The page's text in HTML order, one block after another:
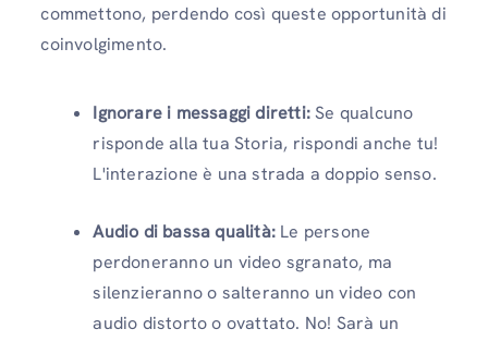
commettono, perdendo così queste opportunità di
coinvolgimento.
Ignorare i messaggi diretti:Se qualcuno
risponde alla tua Storia, rispondi anche tu!
L'interazione è una strada a doppio senso.
Audio di bassa qualità: Le persone
perdoneranno un video sgranato, ma
silenzieranno o salteranno un video con
audio distorto o ovattato. No! Sarà un